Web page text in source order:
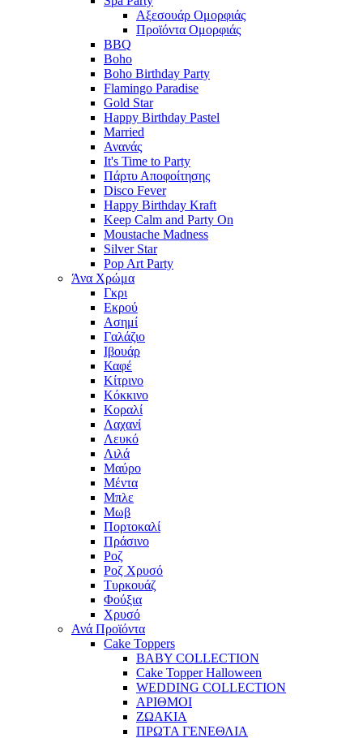
Αξεσουάρ Ομορφιάς
Προϊόντα Ομορφιάς
BBQ
Boho
Boho Birthday Party
Flamingo Paradise
Gold Star
Happy Birthday Pastel
Married
Ανανάς
It's Time to Party
Πάρτυ Αποφοίτησης
Disco Fever
Happy Birthday Kraft
Keep Calm and Party On
Moustache Madness
Silver Star
Pop Art Party
Άνα Χρώμα
Γκρι
Εκρού
Ασημί
Γαλάζιο
Ιβουάρ
Καφέ
Κίτρινο
Κόκκινο
Κοραλί
Λαχανί
Λευκό
Λιλά
Μαύρο
Μέντα
Μπλε
Μωβ
Πορτοκαλί
Πράσινο
Ροζ
Ροζ Χρυσό
Τυρκουάζ
Φούξια
Χρυσό
Ανά Προϊόντα
Cake Toppers
BABY COLLECTION
Cake Topper Halloween
WEDDING COLLECTION
ΑΡΙΘΜΟΙ
ΖΩΑΚΙΑ
ΠΡΩΤΑ ΓΕΝΕΘΛΙΑ